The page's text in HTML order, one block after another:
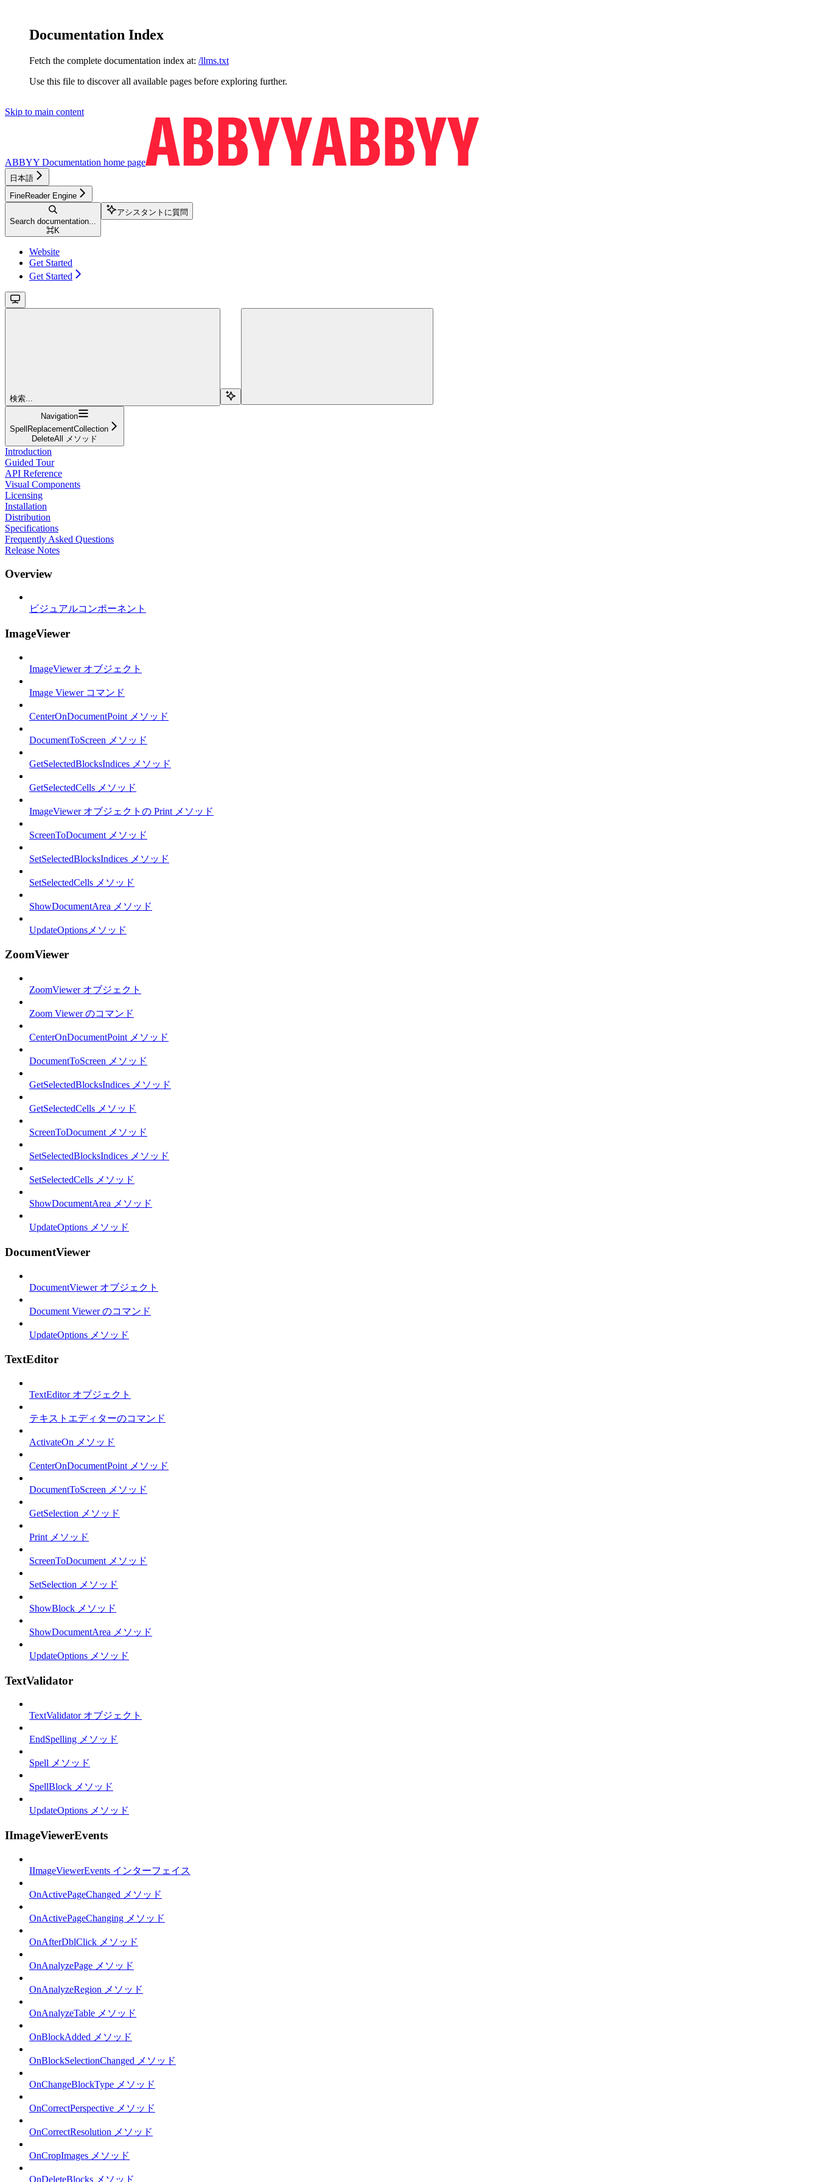
Documentation Index
Fetch the complete documentation index at: /llms.txt
Use this file to discover all available pages before exploring further.
Skip to main content
ABBYY Documentation home page
日本語
FineReader Engine
Search documentation...
⌘K
アシスタントに質問
Website
Get Started
Get Started
検索...
Navigation
SpellReplacementCollection
DeleteAll メソッド
Introduction
Guided Tour
API Reference
Visual Components
Licensing
Installation
Distribution
Specifications
Frequently Asked Questions
Release Notes
Overview
ビジュアルコンポーネント
ImageViewer
ImageViewer オブジェクト
Image Viewer コマンド
CenterOnDocumentPoint メソッド
DocumentToScreen メソッド
GetSelectedBlocksIndices メソッド
GetSelectedCells メソッド
ImageViewer オブジェクトの Print メソッド
ScreenToDocument メソッド
SetSelectedBlocksIndices メソッド
SetSelectedCells メソッド
ShowDocumentArea メソッド
UpdateOptionsメソッド
ZoomViewer
ZoomViewer オブジェクト
Zoom Viewer のコマンド
CenterOnDocumentPoint メソッド
DocumentToScreen メソッド
GetSelectedBlocksIndices メソッド
GetSelectedCells メソッド
ScreenToDocument メソッド
SetSelectedBlocksIndices メソッド
SetSelectedCells メソッド
ShowDocumentArea メソッド
UpdateOptions メソッド
DocumentViewer
DocumentViewer オブジェクト
Document Viewer のコマンド
UpdateOptions メソッド
TextEditor
TextEditor オブジェクト
テキストエディターのコマンド
ActivateOn メソッド
CenterOnDocumentPoint メソッド
DocumentToScreen メソッド
GetSelection メソッド
Print メソッド
ScreenToDocument メソッド
SetSelection メソッド
ShowBlock メソッド
ShowDocumentArea メソッド
UpdateOptions メソッド
TextValidator
TextValidator オブジェクト
EndSpelling メソッド
Spell メソッド
SpellBlock メソッド
UpdateOptions メソッド
IImageViewerEvents
IImageViewerEvents インターフェイス
OnActivePageChanged メソッド
OnActivePageChanging メソッド
OnAfterDblClick メソッド
OnAnalyzePage メソッド
OnAnalyzeRegion メソッド
OnAnalyzeTable メソッド
OnBlockAdded メソッド
OnBlockSelectionChanged メソッド
OnChangeBlockType メソッド
OnCorrectPerspective メソッド
OnCorrectResolution メソッド
OnCropImages メソッド
OnDeleteBlocks メソッド